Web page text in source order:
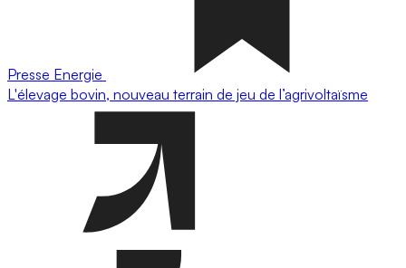
Presse Energie
L'élevage bovin, nouveau terrain de jeu de l’agrivoltaïsme